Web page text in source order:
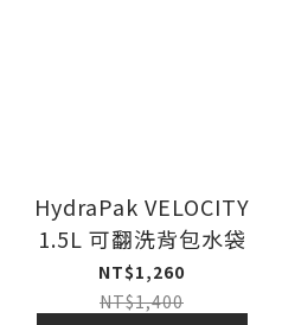
HydraPak VELOCITY
1.5L 可翻洗背包水袋
NT$1,260
NT$1,400